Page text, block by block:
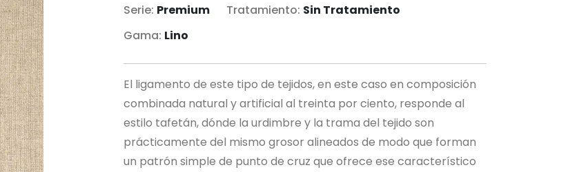
Serie: Premium Tratamiento: Sin Tratamiento
Gama: Lino
El ligamento de este tipo de tejidos, en este caso en composición
combinada natural y artificial al treinta por ciento, responde al
estilo tafetán, dónde la urdimbre y la trama del tejido son
prácticamente del mismo grosor​ alineados de modo que forman
un patrón simple de punto de cruz que ofrece ese característico